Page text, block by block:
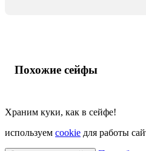
Похожие сейфы
Храним куки, как в сейфе!
используем cookie для работы